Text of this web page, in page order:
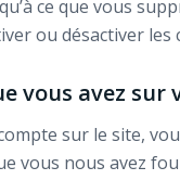
ce que vous
ou désactiver
vous avez sur
sur le site,
vous nous avez